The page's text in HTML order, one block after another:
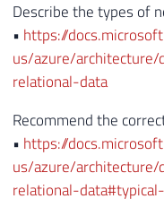
Describe the types of
• https://
us/azure/
relational-data
Recommend the
• https://
us/azure/
relational-